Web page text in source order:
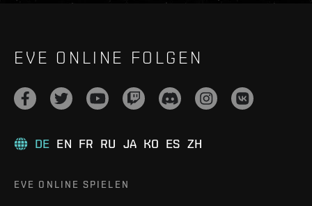
EVE ONLINE FOLGEN
DE EN FR RU JA KO ES ZH
EVE ONLINE SPIELEN